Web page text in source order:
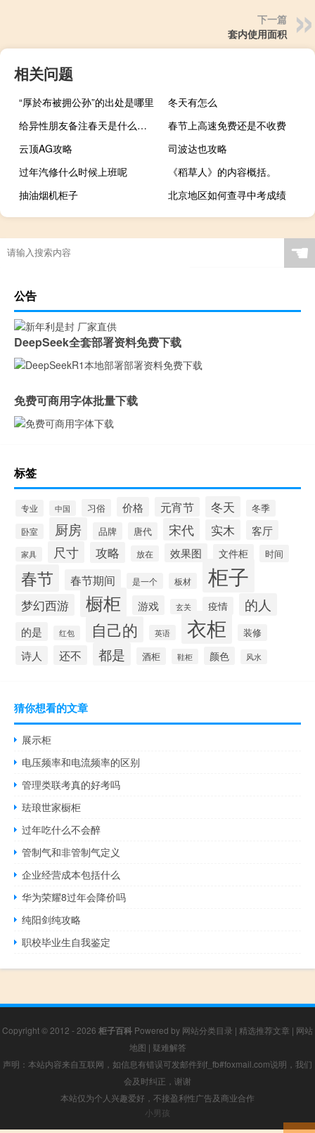
下一篇
套内使用面积
相关问题
“厚於布被拥公孙”的出处是哪里
冬天有怎么
给异性朋友备注春天是什么意思
春节上高速免费还是不收费
云顶AG攻略
司波达也攻略
过年汽修什么时候上班呢
《稻草人》的内容概括。
抽油烟机柜子
北京地区如何查寻中考成绩
☚
公告
DeepSeek全套部署资料免费下载
免费可商用字体批量下载
标签
专业 中国 习俗 价格 元宵节 冬天 冬季
卧室 厨房 品牌 唐代 宋代 实木 客厅
家具 尺寸 攻略 放在 效果图 文件柜 时间
春节 春节期间 是一个 板材 柜子
梦幻西游 橱柜 游戏 玄关 疫情 的人
的是 红包 自己的 英语 衣柜 装修
诗人 还不 都是 酒柜 鞋柜 颜色 风水
猜你想看的文章
展示柜
电压频率和电流频率的区别
管理类联考真的好考吗
珐琅世家橱柜
过年吃什么不会醉
管制气和非管制气定义
企业经营成本包括什么
华为荣耀8过年会降价吗
纯阳剑纯攻略
职校毕业生自我鉴定
Copyright © 2012 - 2026 柜子百科 Powered by 网站分类目录 | 精选推荐文章 | 网站
地图 | 疑难解答
声明：本站内容来自互联网，如信息有错误可发邮件到f_fb#foxmail.com说明，我们
会及时纠正，谢谢
本站仅为个人兴趣爱好，不接盈利性广告及商业合作
小男孩